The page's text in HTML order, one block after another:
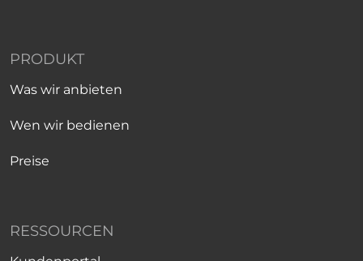
PRODUKT
Was wir anbieten
Wen wir bedienen
Preise
RESSOURCEN